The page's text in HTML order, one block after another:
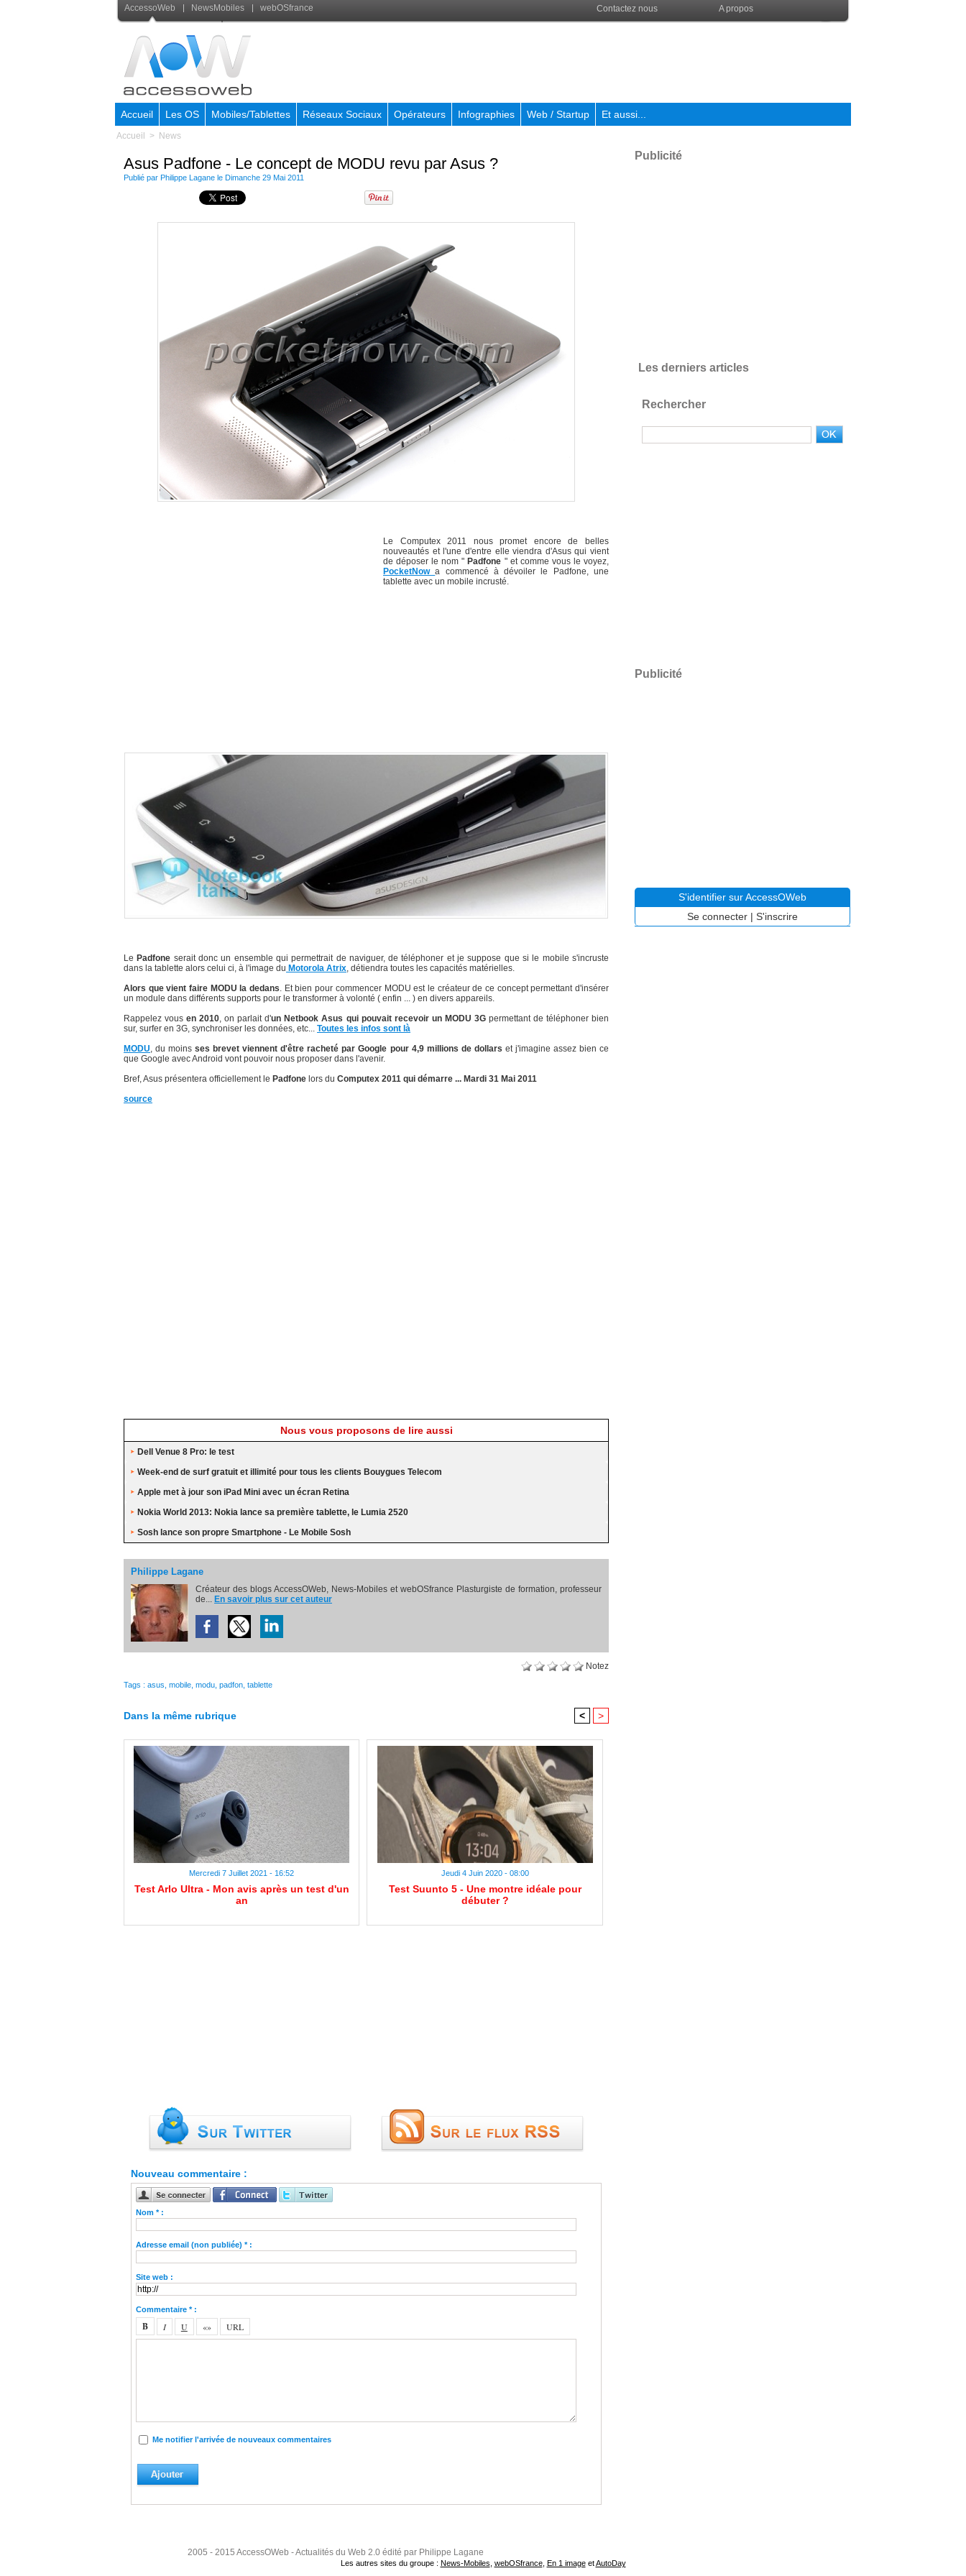
AccessoWeb NewsMobiles webOSfrance Contactez nous A propos
Accueil Les OS Mobiles/Tablettes Réseaux Sociaux Opérateurs Infographies Web / Startup Et aussi...
Accueil > News
Asus Padfone - Le concept de MODU revu par Asus ?
Publié par Philippe Lagane le Dimanche 29 Mai 2011
Le Computex 2011 nous promet encore de belles
nouveautés et l'une d'entre elle viendra d'Asus qui vient
de déposer le nom " Padfone " et comme vous le voyez,
PocketNowa commencé à dévoiler le Padfone, une
tablette avec un mobile incrusté.
LePadfone serait donc un ensemble qui permettrait de naviguer, de téléphoner et je suppose que si le mobile s'incruste
dans la tablette alors celui ci, à l'image du Motorola Atrix , détiendra toutes les capacités matérielles.
Alors que vient faire MODU la dedans . Et bien pour commencer MODU est le créateur de ce concept permettant d'insérer
un module dans différents supports pour le transformer à volonté ( enfin ... ) en divers appareils.
Rappelez vousen 2010 , on parlait d'un Netbook Asus qui pouvait recevoir un MODU 3Gpermettant de téléphoner bien
sur, surfer en 3G, synchroniser les données, etc... Toutes les infos sont là
MODU , du moinsses brevet viennent d'être racheté par Google pour 4,9 millions de dollars et j'imagine assez bien ce
que Google avec Android vont pouvoir nous proposer dans l'avenir.
Bref, Asus présentera officiellement le Padfone lors du Computex 2011 qui démarre ... Mardi 31 Mai 2011
source
Nous vous proposons de lire aussi
Dell Venue 8 Pro: le test
Week-end de surf gratuit et illimité pour tous les clients Bouygues Telecom
Apple met à jour son iPad Mini avec un écran Retina
Nokia World 2013: Nokia lance sa première tablette, le Lumia 2520
Sosh lance son propre Smartphone - Le Mobile Sosh
Philippe Lagane
Créateur des blogs AccessOWeb, News-Mobiles et webOSfrance Plasturgiste de formation, professeur
de... En savoir plus sur cet auteur
Notez
Tags : asus mobile modu padfon tablette
Dans la même rubrique < >
Mercredi 7 Juillet 2021 - 16:52
Test Arlo Ultra - Mon avis après un test d'un
an
Jeudi 4 Juin 2020 - 08:00
Test Suunto 5 - Une montre idéale pour
débuter ?
Nouveau commentaire :
Nom * :
Adresse email (non publiée) * :
Site web :
Commentaire * :
Me notifier l'arrivée de nouveaux commentaires
Publicité
Les derniers articles
Rechercher
Publicité
S'identifier sur AccessOWeb
Se connecter | S'inscrire
2005 - 2015 AccessOWeb - Actualités du Web 2.0 édité par Philippe Lagane
Les autres sites du groupe : News-Mobiles webOSfrance, En 1 imageetAutoDay